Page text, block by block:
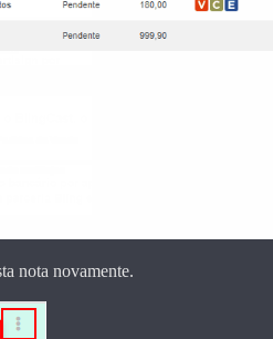
nota novamente.